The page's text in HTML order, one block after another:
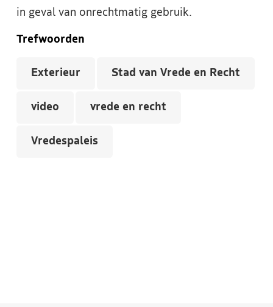
in geval van onrechtmatig gebruik.
Trefwoorden
Exterieur Stad van Vrede en Recht
video vrede en recht
Vredespaleis